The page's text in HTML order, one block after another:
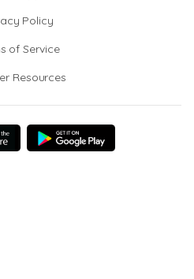
Policy
of Service
Resources